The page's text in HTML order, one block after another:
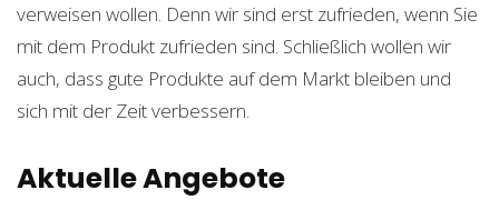
verweisen wollen. Denn wir sind erst zufrieden, wenn Sie
mit dem Produkt zufrieden sind. Schließlich wollen wir
auch, dass gute Produkte auf dem Markt bleiben und
sich mit der Zeit verbessern.
Aktuelle Angebote